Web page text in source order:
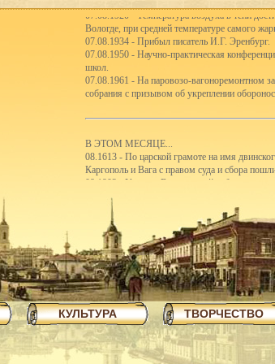
07.08.1920 - Температура воздуха в тени
Вологде, при средней температуре самого
07.08.1934 - Прибыл писатель И.Г. Эренбург.
07.08.1950 - Научно-практическая
школ.
07.08.1961 - На паровозо-вагоноремонтном
собрания с призывом об укреплении
В ЭТОМ МЕСЯЦЕ...
08.1613 - По царской грамоте на имя
Каргополь и Вага с правом суда и сбора
08.1903 - Участие Вологодской губернии в
08.1921 - Реорганизация школьной системы.
первые школы-семилетки. В 192122 учебном
школ II ступени.
08.1923 - Вологодским губсоюзом
08.1926 - Сбор пожертвований семьям
08.1926 - Объявлен уездный конкурс на
08.1926 - Открытие полей ассенизации.
08.1935 - Инструментальный цех завода
отправляли в Ярославль.
08.1940 - В Чарозерский район выехала
первобытных людей.
08.1940 - По примеру ферганских
закончили строительство тракта Вологда-
08.1940 - Как сообщает газета Красный
КУЛЬТУРА ТВОРЧЕСТВО